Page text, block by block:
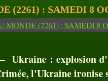
(2261) : SAMEDI 8
Ukraine : explosion
l'Ukraine ironise